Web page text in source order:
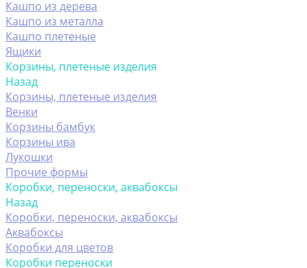
Кашпо из дерева
Кашпо из металла
Кашпо плетеные
Ящики
Корзины, плетеные изделия
Назад
Корзины, плетеные изделия
Венки
Корзины бамбук
Корзины ива
Лукошки
Прочие формы
Коробки, переноски, аквабоксы
Назад
Коробки, переноски, аквабоксы
Аквабоксы
Коробки для цветов
Коробки переноски